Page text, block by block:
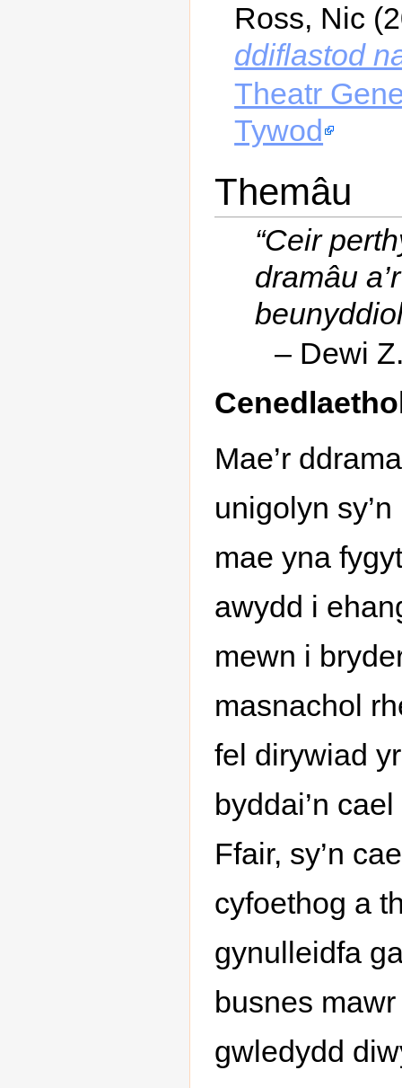
Ross, Nic
ddiflastod
Theatr
Tywod
Themâu
“Ceir
dramâu
– Dewi
Mae’r
unigolyn
mae yna
awydd i
mewn i
masnachol
fel dirywiad
byddai’n
Ffair, sy’n
cyfoethog a
gynulleidfa
busnes
gwledydd